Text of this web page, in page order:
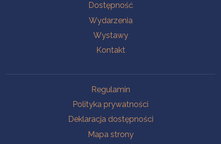
Dostępność
Wydarzenia
Wystawy
Kontakt
Regulamin
Polityka prywatności
Deklaracja dostępności
Mapa strony